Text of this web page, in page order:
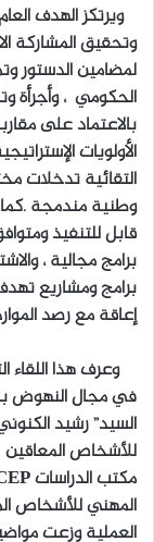
ويرتكز الهدف
وتحقيق المشاركة
لمضامين الدستور
الحكومي ، وأجرأة
بالاعتماد على
الأولويات
التقائية تدخلات
وطنية مندمجة
قابل للتنفيذ
برامج مجالية ،
برامج ومشاريع
إعاقة مع رصد
وعرف هذا
في مجال النهوض
السيد” رشيد
للأشخاص
المهني للأشخاص
العملية وزعت